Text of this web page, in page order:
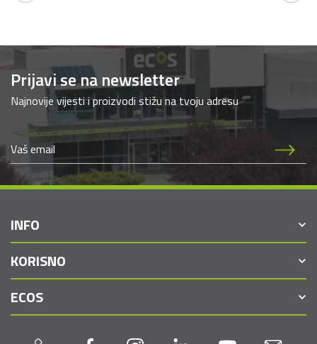
Prijavi se na newsletter
Najnovije vijesti i proizvodi stižu na tvoju adresu
INFO
KORISNO
ECOS